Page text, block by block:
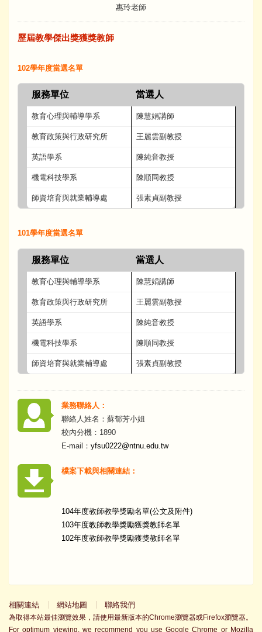
惠玲老師
歷屆教學傑出獎獲獎教師
102學年度當選名單
服務單位 當選人
教育心理與輔導學系 陳慧娟講師
教育政策與行政研究所 王麗雲副教授
英語學系 陳純音教授
機電科技學系 陳順同教授
師資培育與就業輔導處 張素貞副教授
101學年度當選名單
服務單位 當選人
教育心理與輔導學系 陳慧娟講師
教育政策與行政研究所 王麗雲副教授
英語學系 陳純音教授
機電科技學系 陳順同教授
師資培育與就業輔導處 張素貞副教授
業務聯絡人：
聯絡人姓名：蘇郁芳小姐
校內分機：1890
E-mail： yfsu0222@ntnu.edu.tw
檔案下載與相關連結：
104年度教師教學獎勵名單(公文及附件)
103年度教師教學獎勵獲獎教師名單
102年度教師教學獎勵獲獎教師名單
相關連結 網站地圖 聯絡我們
為取得本站最佳瀏覽效果，請使用最新版本的Chrome瀏覽器或Firefox瀏覽器。
For optimum viewing, we recommend you use Google Chrome or Mozilla